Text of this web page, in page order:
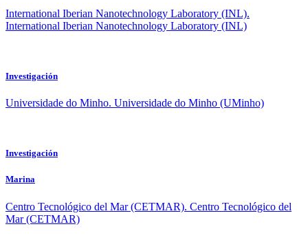
International Iberian Nanotechnology Laboratory (INL).
International Iberian Nanotechnology Laboratory (INL)
Investigación
Universidade do Minho. Universidade do Minho (UMinho)
Investigación
Marina
Centro Tecnológico del Mar (CETMAR). Centro Tecnológico del
Mar (CETMAR)